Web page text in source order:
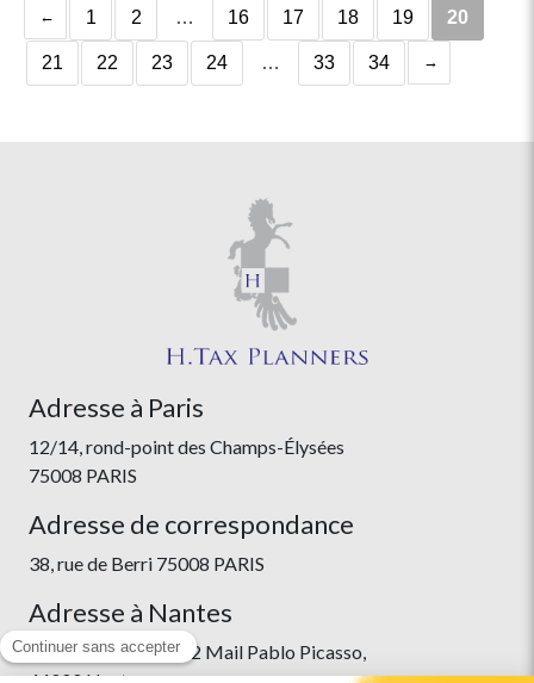
1 2 … 16 17 18 19 20
21 22 23 24 … 33 34
Adresse à Paris
12/14, rond-point des Champs-Élysées
75008 PARIS
Adresse de correspondance
38, rue de Berri 75008 PARIS
Adresse à Nantes
Immeuble Skyline, 22 Mail Pablo Picasso,